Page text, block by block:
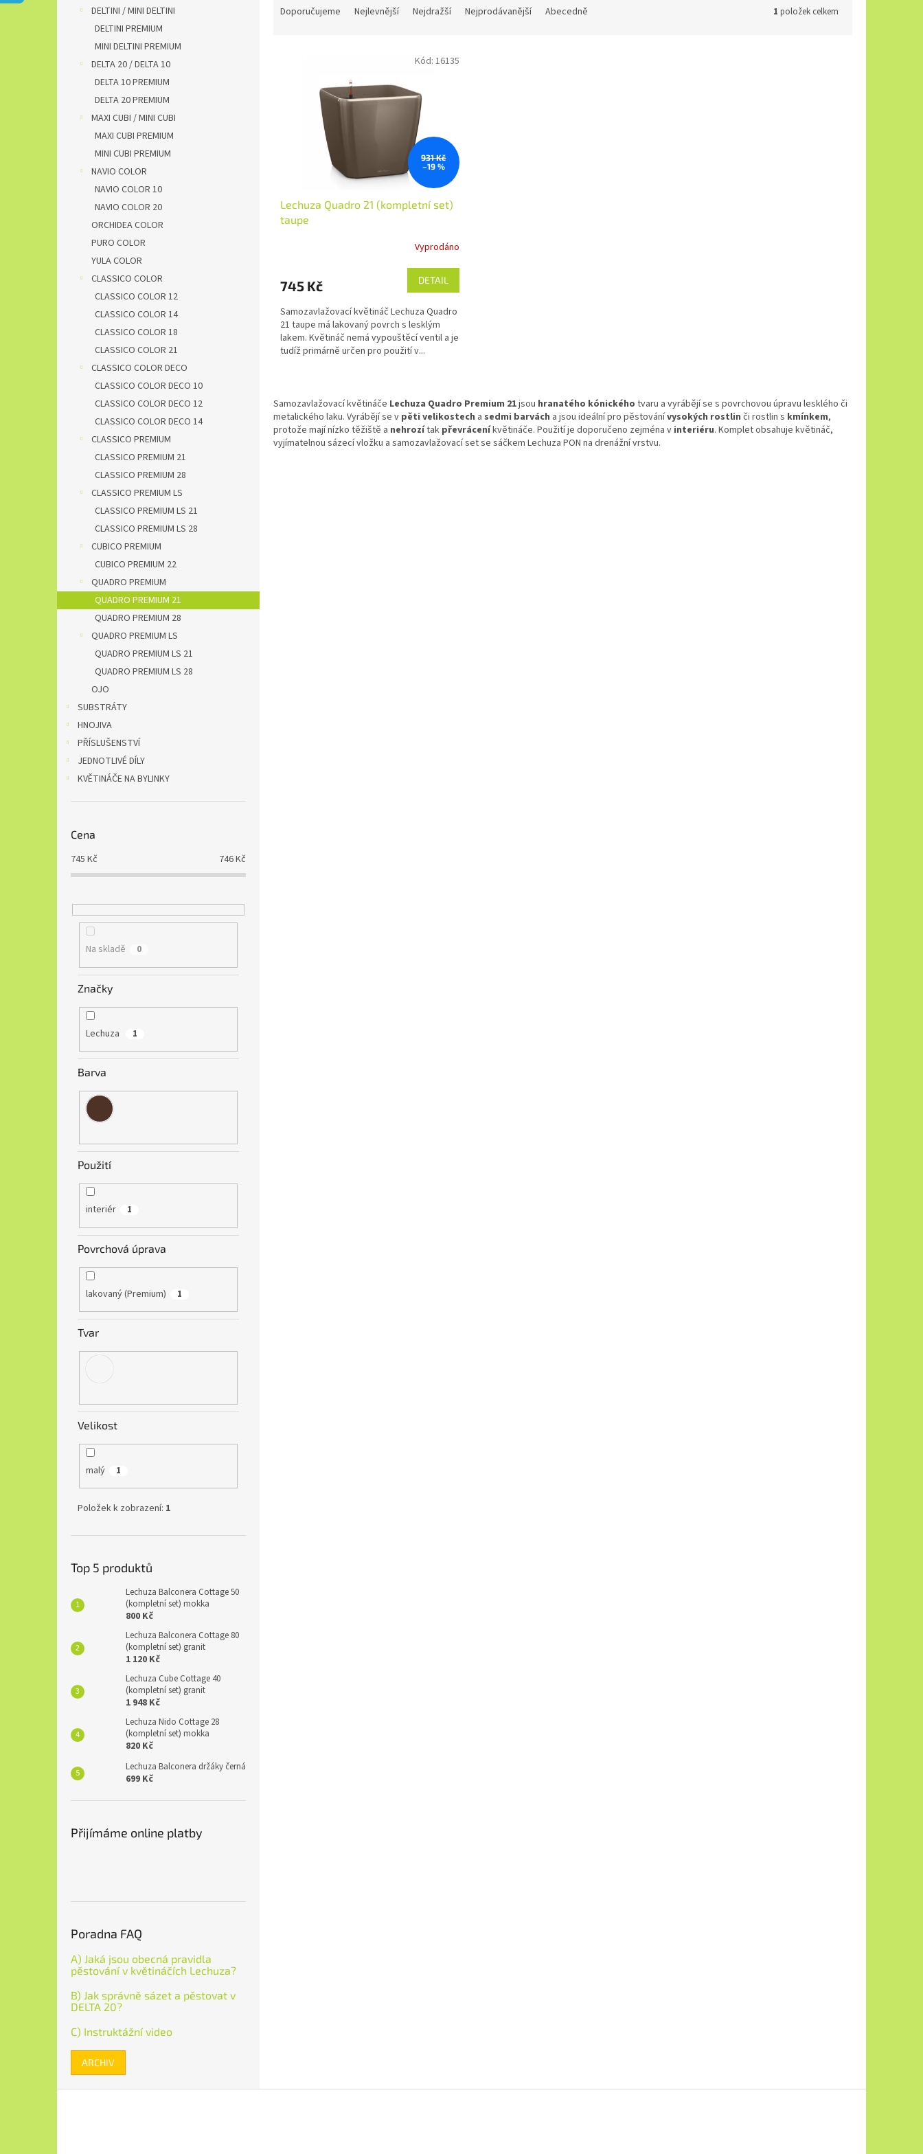
DELTINI / MINI DELTINI
DELTINI PREMIUM
MINI DELTINI PREMIUM
DELTA 20 / DELTA 10
DELTA 10 PREMIUM
DELTA 20 PREMIUM
MAXI CUBI / MINI CUBI
MAXI CUBI PREMIUM
MINI CUBI PREMIUM
NAVIO COLOR
NAVIO COLOR 10
NAVIO COLOR 20
ORCHIDEA COLOR
PURO COLOR
YULA COLOR
CLASSICO COLOR
CLASSICO COLOR 12
CLASSICO COLOR 14
CLASSICO COLOR 18
CLASSICO COLOR 21
CLASSICO COLOR DECO
CLASSICO COLOR DECO 10
CLASSICO COLOR DECO 12
CLASSICO COLOR DECO 14
CLASSICO PREMIUM
CLASSICO PREMIUM 21
CLASSICO PREMIUM 28
CLASSICO PREMIUM LS
CLASSICO PREMIUM LS 21
CLASSICO PREMIUM LS 28
CUBICO PREMIUM
CUBICO PREMIUM 22
QUADRO PREMIUM
QUADRO PREMIUM 21
QUADRO PREMIUM 28
QUADRO PREMIUM LS
QUADRO PREMIUM LS 21
QUADRO PREMIUM LS 28
OJO
SUBSTRÁTY
HNOJIVA
PŘÍSLUŠENSTVÍ
JEDNOTLIVÉ DÍLY
KVĚTINÁČE NA BYLINKY
Cena
745 Kč 746Kč
Na skladě 0
Značky
Lechuza 1
Barva
Použití
interiér 1
Povrchová úprava
lakovaný (Premium) 1
Tvar
Velikost
malý 1
Položek k zobrazení: 1
Top 5 produktů
Lechuza Balconera Cottage 50
(kompletní set) mokka
800 Kč
Lechuza Balconera Cottage 80
(kompletní set) granit
1 120 Kč
Lechuza Cube Cottage 40
(kompletní set) granit
1 948 Kč
Lechuza Nido Cottage 28
(kompletní set) mokka
820 Kč
Lechuza Balconera držáky černá
699 Kč
Přijímáme online platby
Poradna FAQ
A) Jaká jsou obecná pravidla
pěstování v květináčích Lechuza?
B) Jak správně sázet a pěstovat v
DELTA 20?
C) Instruktážní video
ARCHIV
Doporučujeme Nejlevnější Nejdražší Nejprodávanější Abecedně 1 položek celkem
931 Kč
–19 %
Lechuza Quadro 21 (kompletní set)
taupe
Vyprodáno
745 Kč DETAIL
Samozavlažovací květináč Lechuza Quadro
21 taupe má lakovaný povrch s lesklým
lakem. Květináč nemá vypouštěcí ventil a je
tudíž primárně určen pro použití v...
Kód: 16135
l
á
d
a
Samozavlažovací květináče Lechuza Quadro Premium 21jsou hranatého kónického tvaru a vyrábějí se s povrchovou úpravu lesklého či
metalického laku. Vyrábějí se v pěti velikostech a sedmi barvách a jsou ideální pro pěstovánívysokých rostlin či rostlin s kmínkem,
protože mají nízko těžiště a nehrozítak převráceníkvětináče. Použití je doporučeno zejména v interiéru. Komplet obsahuje květináč,
vyjímatelnou sázecí vložku a samozavlažovací set se sáčkem Lechuza PON na drenážní vrstvu.